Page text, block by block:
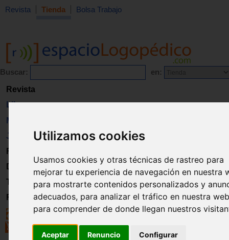
Utilizamos cookies
Usamos cookies y otras técnicas de rastreo para
mejorar tu experiencia de navegación en nuestra
para mostrarte contenidos personalizados y
adecuados, para analizar el tráfico en nuestra
para comprender de donde llegan nuestros
Aceptar Renuncio Configurar
Revista Tienda Bolsa Trabajo
Buscar: en:
Revista
Libros
Material
Juguetes
Formación
Directorio
Trabajo
Registro